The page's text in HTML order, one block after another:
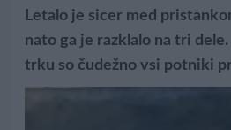
Letalo je sicer med
nato ga je razklalo na tri
trku so čudežno vsi potniki